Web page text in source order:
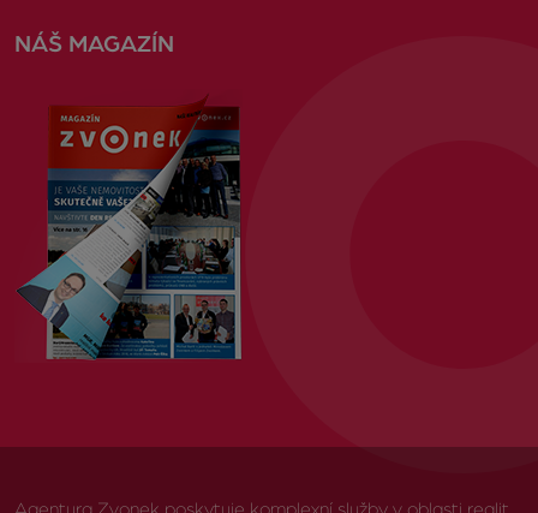
NÁŠ MAGAZÍN
Agentura Zvonek poskytuje komplexní služby v oblasti realit,